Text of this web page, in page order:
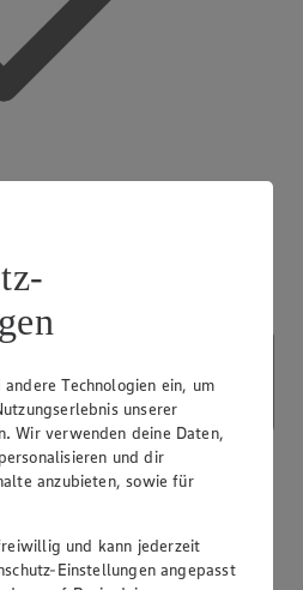
Technologien ein, um
unserer
Wir verwenden deine Daten,
und dir
anzubieten, sowie für
und kann jederzeit
Einstellungen angepasst